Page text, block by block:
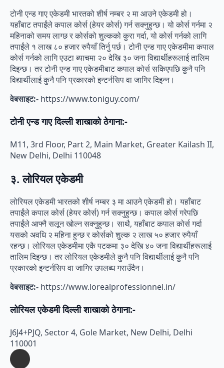
टोनी एन्ड गाए एकेडमी भारतको शीर्ष नम्बर २ मा आउने एकेडमी हो।
यहाँबाट तपाईंले कपाल कोर्स (हेयर कोर्स) गर्न सक्नुहुन्छ। यो कोर्स गर्नमा २
महिनाको समय लाग्छ र कोर्सको शुल्कको कुरा गर्दा, यो कोर्स गर्नको लागि
तपाईंले १ लाख ८० हजार रुपैयाँ तिर्नु पर्छ। टोनी एन्ड गाए एकेडमीमा कपाल
कोर्स गर्नको लागि एउटा ब्याचमा २० देखि ३० जना विद्यार्थीहरूलाई तालिम
दिइन्छ। तर टोनी एन्ड गाए एकेडमीबाट कपाल कोर्स सकिएपछि कुनै पनि
विद्यार्थीलाई कुनै पनि प्रकारको इन्टर्नसिप वा जागिर दिइन्न।
वेबसाइट:- https://www.toniguy.com/
टोनी एन्ड गाए दिल्ली शाखाको ठेगाना:-
M11, 3rd Floor, Part 2, Main Market, Greater Kailash II,
New Delhi, Delhi 110048
३. लोरियल एकेडमी
लोरियल एकेडमी भारतको शीर्ष नम्बर ३ मा आउने एकेडमी हो। यहाँबाट
तपाईंले कपाल कोर्स (हेयर कोर्स) गर्न सक्नुहुन्छ। कपाल कोर्स गरेपछि
तपाईंले आफ्नै सलून खोल्न सक्नुहुन्छ। साथै, यहाँबाट कपाल कोर्स गर्दा
यसको अवधि २ महिना हुन्छ र कोर्सको शुल्क २ लाख ५० हजार रुपैयाँ
रहन्छ। लोरियल एकेडमीमा एकै पटकमा ३० देखि ४० जना विद्यार्थीहरूलाई
तालिम दिइन्छ। तर लोरियल एकेडमीले कुनै पनि विद्यार्थीलाई कुनै पनि
प्रकारको इन्टर्नसिप वा जागिर उपलब्ध गराउँदैन।
वेबसाइट:- https://www.lorealprofessionnel.in/
लोरियल एकेडमी दिल्ली शाखाको ठेगाना:-
J6J4+PJQ, Sector 4, Gole Market, New Delhi, Delhi
110001